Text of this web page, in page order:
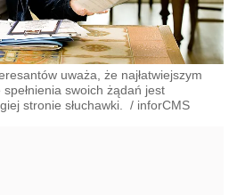
uważa, że najłatwiejszym
swoich żądań jest
stronie słuchawki. / inforCMS